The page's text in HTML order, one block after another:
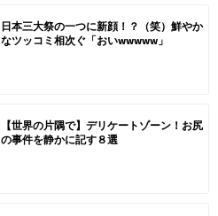
日本三大祭の一つに新顔！？（笑）鮮やか
なツッコミ相次ぐ「おいwwwww」
【世界の片隅で】デリケートゾーン！お尻
の事件を静かに記す８選